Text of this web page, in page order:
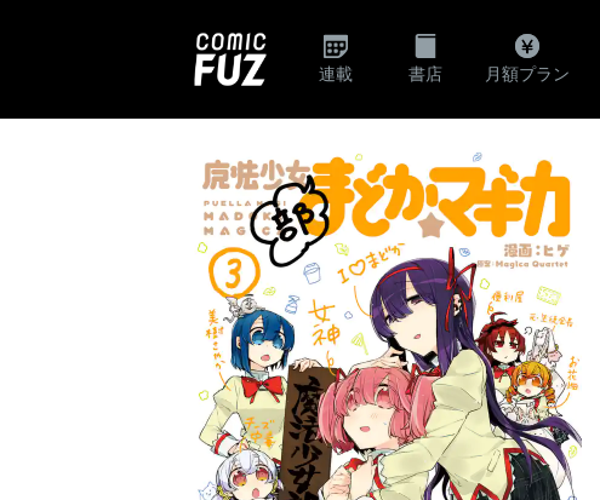
連載 書店 月額プラン